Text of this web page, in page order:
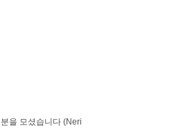
을 모셨습니다 (Neri